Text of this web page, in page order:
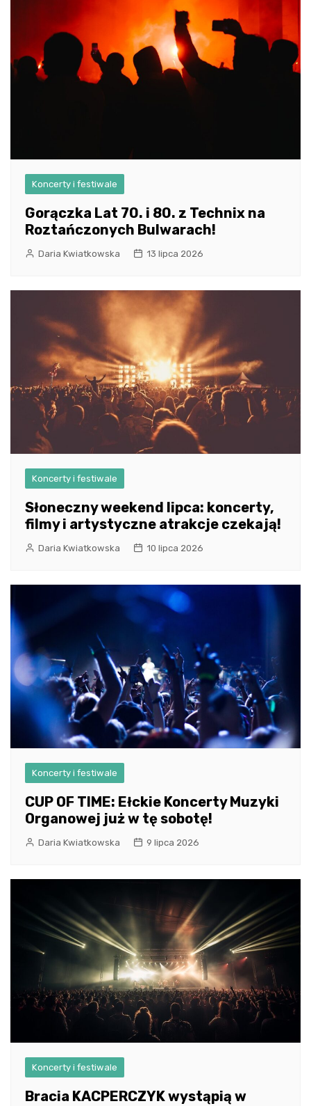
Koncerty i festiwale
Gorączka Lat 70. i 80. z Technix na
Roztańczonych Bulwarach!
Daria Kwiatkowska 13 lipca 2026
Koncerty i festiwale
Słoneczny weekend lipca: koncerty,
filmy i artystyczne atrakcje czekają!
Daria Kwiatkowska 10 lipca 2026
Koncerty i festiwale
CUP OF TIME: Ełckie Koncerty Muzyki
Organowej już w tę sobotę!
Daria Kwiatkowska 9 lipca 2026
Koncerty i festiwale
Bracia KACPERCZYK wystąpią w